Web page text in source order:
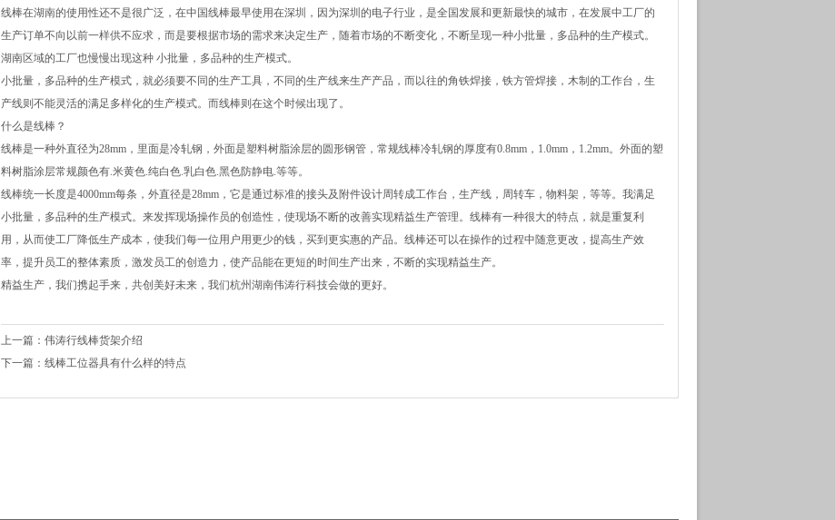
线棒在湖南的使用性还不是很广泛，在中国线棒最早使用在深圳，因为深圳的电子行业，是全国发展和更新最快的城市，在发展中工厂的
生产订单不向以前一样供不应求，而是要根据市场的需求来决定生产，随着市场的不断变化，不断呈现一种小批量，多品种的生产模式。
湖南区域的工厂也慢慢出现这种 小批量，多品种的生产模式。
小批量，多品种的生产模式，就必须要不同的生产工具，不同的生产线来生产产品，而以往的角铁焊接，铁方管焊接，木制的工作台，生
产线则不能灵活的满足多样化的生产模式。而线棒则在这个时候出现了。
什么是线棒？
线棒是一种外直径为28mm，里面是冷轧钢，外面是塑料树脂涂层的圆形钢管，常规线棒冷轧钢的厚度有0.8mm，1.0mm，1.2mm。外面的塑
料树脂涂层常规颜色有.米黄色.纯白色.乳白色.黑色防静电.等等。
线棒统一长度是4000mm每条，外直径是28mm，它是通过标准的接头及附件设计周转成工作台，生产线，周转车，物料架，等等。我满足
小批量，多品种的生产模式。来发挥现场操作员的创造性，使现场不断的改善实现精益生产管理。线棒有一种很大的特点，就是重复利
用，从而使工厂降低生产成本，使我们每一位用户用更少的钱，买到更实惠的产品。线棒还可以在操作的过程中随意更改，提高生产效
率，提升员工的整体素质，激发员工的创造力，使产品能在更短的时间生产出来，不断的实现精益生产。
精益生产，我们携起手来，共创美好未来，我们杭州湖南伟涛行科技会做的更好。
上一篇：伟涛行线棒货架介绍
下一篇：线棒工位器具有什么样的特点